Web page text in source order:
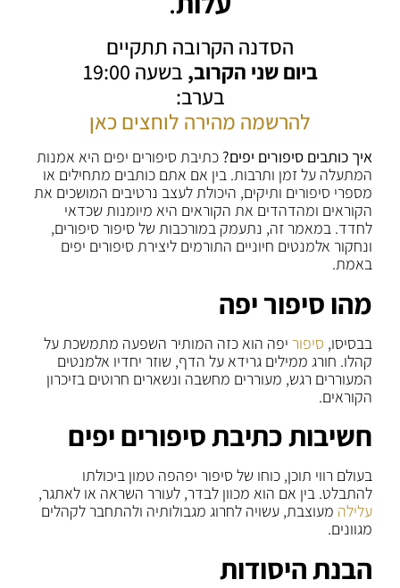
הסדנה הקרובה תתקיים
ביום שני הקרוב,
בשעה 19:00
בערב:
להרשמה מהירה לוחצים כאן
איך כותבים סיפורים יפים?כתיבת סיפורים יפים היא אמנות
המתעלה על זמן ותרבות. בין אם אתם כותבים מתחילים או
מספרי סיפורים ותיקים, היכולת לעצב נרטיבים המושכים את
הקוראים ומהדהדים את הקוראים היא מיומנות שכדאי
לחדד. במאמר זה, נתעמק במורכבות של סיפור סיפורים,
ונחקור אלמנטים חיוניים התורמים ליצירת סיפורים יפים
באמת.
מהו סיפור יפה
בבסיסו, סיפור יפה הוא כזה המותיר השפעה מתמשכת על
קהלו. חורג ממילים גרידא על הדף, שוזר יחדיו אלמנטים
המעוררים רגש, מעוררים מחשבה ונשארים חרוטים בזיכרון
הקוראים.
חשיבות כתיבת סיפורים יפים
בעולם רווי תוכן, כוחו של סיפור יפהפה טמון ביכולתו
להתבלט. בין אם הוא מכוון לבדר, לעורר השראה או לאתגר,
עלילה מעוצבת, עשויה לחרוג מגבולותיה ולהתחבר לקהלים
מגוונים.
הבנת היסודות